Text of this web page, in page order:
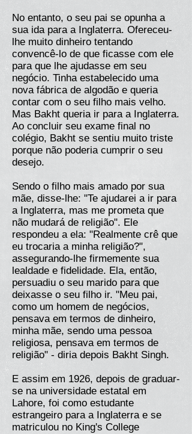
No entanto, o seu pai se opunha a
sua ida para a Inglaterra. Ofereceu-
lhe muito dinheiro tentando
convencê-lo de que ficasse com ele
para que lhe ajudasse em seu
negócio. Tinha estabelecido uma
nova fábrica de algodão e queria
contar com o seu filho mais velho.
Mas Bakht queria ir para a Inglaterra.
Ao concluir seu exame final no
colégio, Bakht se sentiu muito triste
porque não poderia cumprir o seu
desejo.
Sendo o filho mais amado por sua
mãe, disse-lhe: "Te ajudarei a ir para
a Inglaterra, mas me prometa que
não mudará de religião". Ele
respondeu a ela: "Realmente crê que
eu trocaria a minha religião?",
assegurando-lhe firmemente sua
lealdade e fidelidade. Ela, então,
persuadiu o seu marido para que
deixasse o seu filho ir. "Meu pai,
como um homem de negócios,
pensava em termos de dinheiro,
minha mãe, sendo uma pessoa
religiosa, pensava em termos de
religião" - diria depois Bakht Singh.
E assim em 1926, depois de graduar-
se na universidade estatal em
Lahore, foi como estudante
estrangeiro para a Inglaterra e se
matriculou no King's College